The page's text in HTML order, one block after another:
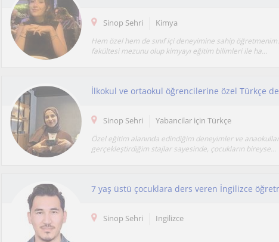
Sinop Sehri Kimya
Hem özel hem de sınıf içi deneyimine sahip
fakültesi mezunu olup kimyayı eğitim bilimleri ile ha...
İlkokul ve ortaokul öğrencilerine özel Türkçe
Sinop Sehri Yabancilar için Türkçe
Özel eğitim alanında edindiğim deneyimler ve
gerçekleştirdiğim stajlar sayesinde, çocukların bireyse...
7 yaş üstü çocuklara ders veren İngilizce
Sinop Sehri Ingilizce